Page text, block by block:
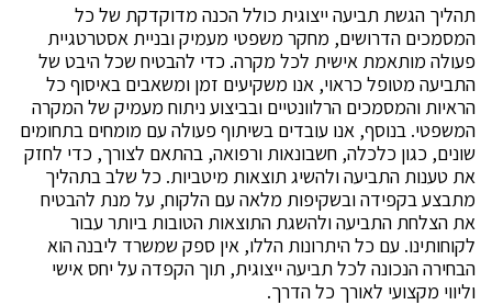
תהליך הגשת תביעה ייצוגית כולל הכנה מדוקדקת של כל
המסמכים הדרושים, מחקר משפטי מעמיק ובניית אסטרטגיית
פעולה מותאמת אישית לכל מקרה. כדי להבטיח שכל היבט של
התביעה מטופל כראוי, אנו משקיעים זמן ומשאבים באיסוף כל
הראיות והמסמכים הרלוונטיים ובביצוע ניתוח מעמיק של המקרה
המשפטי. בנוסף, אנו עובדים בשיתוף פעולה עם מומחים בתחומים
שונים, כגון כלכלה, חשבונאות ורפואה, בהתאם לצורך, כדי לחזק
את טענות התביעה ולהשיג תוצאות מיטביות. כל שלב בתהליך
מתבצע בקפידה ובשקיפות מלאה עם הלקוח, על מנת להבטיח
את הצלחת התביעה ולהשגת התוצאות הטובות ביותר עבור
לקוחותינו. עם כל היתרונות הללו, אין ספק שמשרד ליבנה הוא
הבחירה הנכונה לכל תביעה ייצוגית, תוך הקפדה על יחס אישי
וליווי מקצועי לאורך כל הדרך.